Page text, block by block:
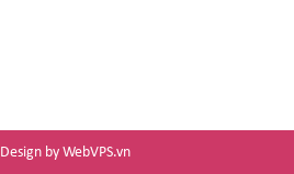
Design by WebVPS.vn